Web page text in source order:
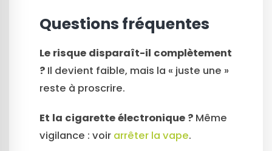
Questions fréquentes
Le risque disparaît-il complètement
? Il devient faible, mais la « juste une »
reste à proscrire.
Et la cigarette électronique ? Même
vigilance : voir arrêter la vape.